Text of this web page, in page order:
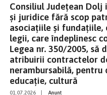
Consiliul Judeţean
şi juridice fără scop
asociaţiile şi
legii, care îndeplinesc
Legea nr. 350/2005, să
atribuirii contractelor
nerambursabilă,
educaţie, cultură
01.07.2026 Anunt